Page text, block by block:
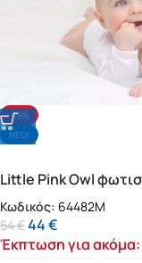
-19%
NΕΟ!
Little Pink Owl
Κωδικός: 64482M
54€44€
Έκπτωση για ακόμα: